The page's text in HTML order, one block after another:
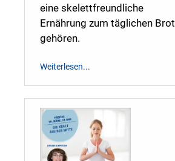
eine skelettfreundliche
Ernährung zum täglichen Brot
gehören.
Weiterlesen...